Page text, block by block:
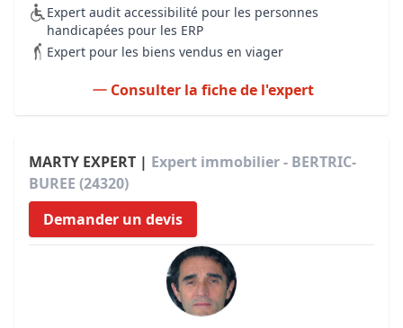
Expert audit accessibilité pour les personnes
handicapées pour les ERP
Expert pour les biens vendus en viager
Consulter la fiche de l'expert
MARTY EXPERT | Expert immobilier - BERTRIC-
BUREE (24320)
Demander un devis